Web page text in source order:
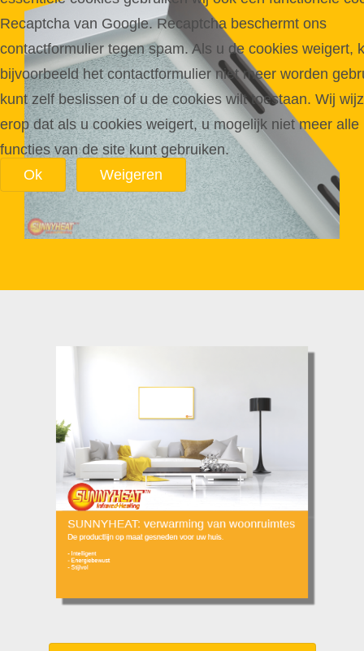
Recaptcha van Google. Recaptcha beschermt ons
contactformulier tegen spam. Als u de cookies weigert,
bijvoorbeeld het contactformulier niet meer worden
kunt zelf beslissen of u de cookies wilt toestaan. Wij
erop dat als u cookies weigert, u mogelijk niet meer alle
functies van de site kunt gebruiken.
Ok
Weigeren